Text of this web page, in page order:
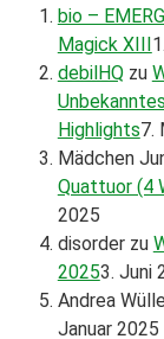
bio –
Magick XIII
debilHQzu
Highlights7.
Mädchen
Quattuor (4
2025
disorderzu
20253. Juni
Andrea
Januar 2025